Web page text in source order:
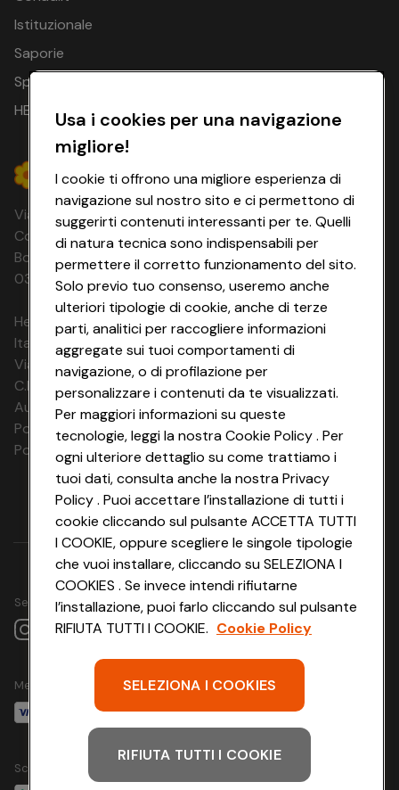
Istituzionale
Saporie
Spesa Online
HEYCONAD
Via Michelino, 59 | 40127 BOLOGNA
Codice Fiscale e Registro Imprese di
Bologna 00865960157 PARTITA IVA
03320960374 CONAD SOC. COOP.
HeyConad Viaggi è un servizio gestito da
Italia Travel Marketing S.r.l.
Via Chiesolina 8 | 37066 Sommacampagna (VR)
C.F. e P.IVA: 03816060234
Aut. Prov Verona n. 4737/10
Polizza Ass. RC n. 177765037
Polizza Ass. Protection n. 6006000083/F
Seguici su
Metodo di pagamento
Scarica l'app
Usa i cookies per una navigazione
migliore!
I cookie ti offrono una migliore esperienza di
navigazione sul nostro sito e ci permettono di
suggerirti contenuti interessanti per te. Quelli
di natura tecnica sono indispensabili per
permettere il corretto funzionamento del sito.
Solo previo tuo consenso, useremo anche
ulteriori tipologie di cookie, anche di terze
parti, analitici per raccogliere informazioni
aggregate sui tuoi comportamenti di
navigazione, o di profilazione per
personalizzare i contenuti da te visualizzati.
Per maggiori informazioni su queste
tecnologie, leggi la nostra Cookie Policy . Per
ogni ulteriore dettaglio su come trattiamo i
tuoi dati, consulta anche la nostra Privacy
Policy . Puoi accettare l’installazione di tutti i
cookie cliccando sul pulsante ACCETTA TUTTI
I COOKIE, oppure scegliere le singole tipologie
che vuoi installare, cliccando su SELEZIONA I
COOKIES . Se invece intendi rifiutarne
l’installazione, puoi farlo cliccando sul pulsante
RIFIUTA TUTTI I COOKIE. Cookie Policy
SELEZIONA I COOKIES
RIFIUTA TUTTI I COOKIE